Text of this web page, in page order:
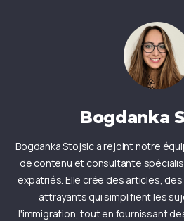
Bogdanka
Bogdanka Stojsic a rejoint notre
de contenu et consultante
expatriés. Elle crée des articles,
attrayants qui simplifient les
l'immigration, tout en fournissant